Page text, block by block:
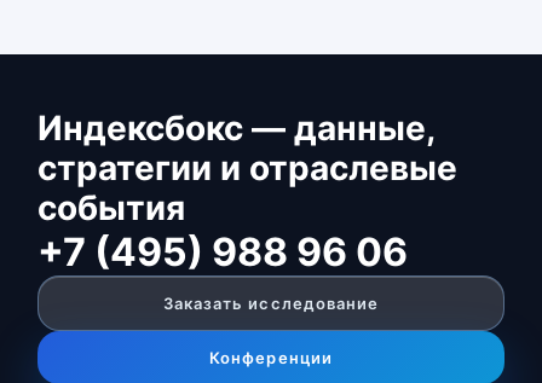
Индексбокс — данные,
стратегии и отраслевые
события
+7 (495) 988 96 06
Заказать исследование
Конференции